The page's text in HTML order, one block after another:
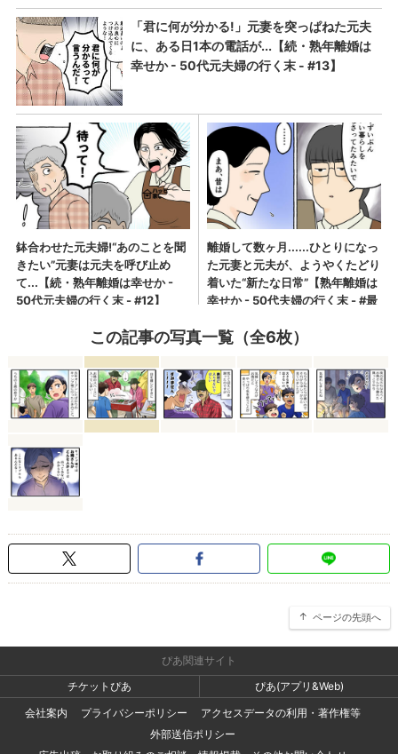
この記事の写真一覧（全6枚）
ページの先頭へ
ぴあ関連サイト
チケットぴあ
ぴあ(アプリ&Web)
会社案内
プライバシーポリシー
アクセスデータの利用・著作権等
外部送信ポリシー